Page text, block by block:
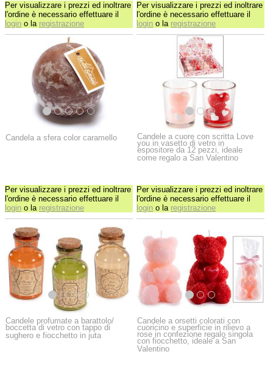
Per visualizzare i prezzi ed inoltrare
l'ordine è necessario effettuare il
login o la registrazione
Per visualizzare i prezzi ed inoltrare
l'ordine è necessario effettuare il
login o la registrazione
Candela a sfera color caramello
Per visualizzare i prezzi ed inoltrare
l'ordine è necessario effettuare il
login o la registrazione
Candele a cuore con scritta Love
you in vasetto di vetro in
espositore da 12 pezzi, ideale
come regalo a San Valentino
Per visualizzare i prezzi ed inoltrare
l'ordine è necessario effettuare il
login o la registrazione
Candele profumate a barattolo/
boccetta di vetro con tappo di
sughero e fiocchetto in juta
Candele a orsetti colorati con
cuoricino e superficie in rilievo a
rose in confezione regalo singola
con fiocchetto, ideale a San
Valentino